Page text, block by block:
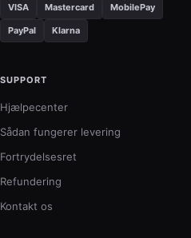
VISA Mastercard MobilePay
PayPal Klarna
SUPPORT
Hjælpecenter
Sådan fungerer levering
Fortrydelsesret
Refundering
Kontakt os